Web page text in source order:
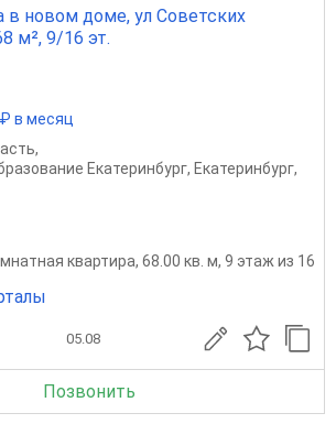
в новом доме, ул Советских
м², 9/16 эт.
в месяц
,
Екатеринбург, Екатеринбург,
квартира, 68.00 кв. м, 9 этаж из 16
05.08
Позвонить